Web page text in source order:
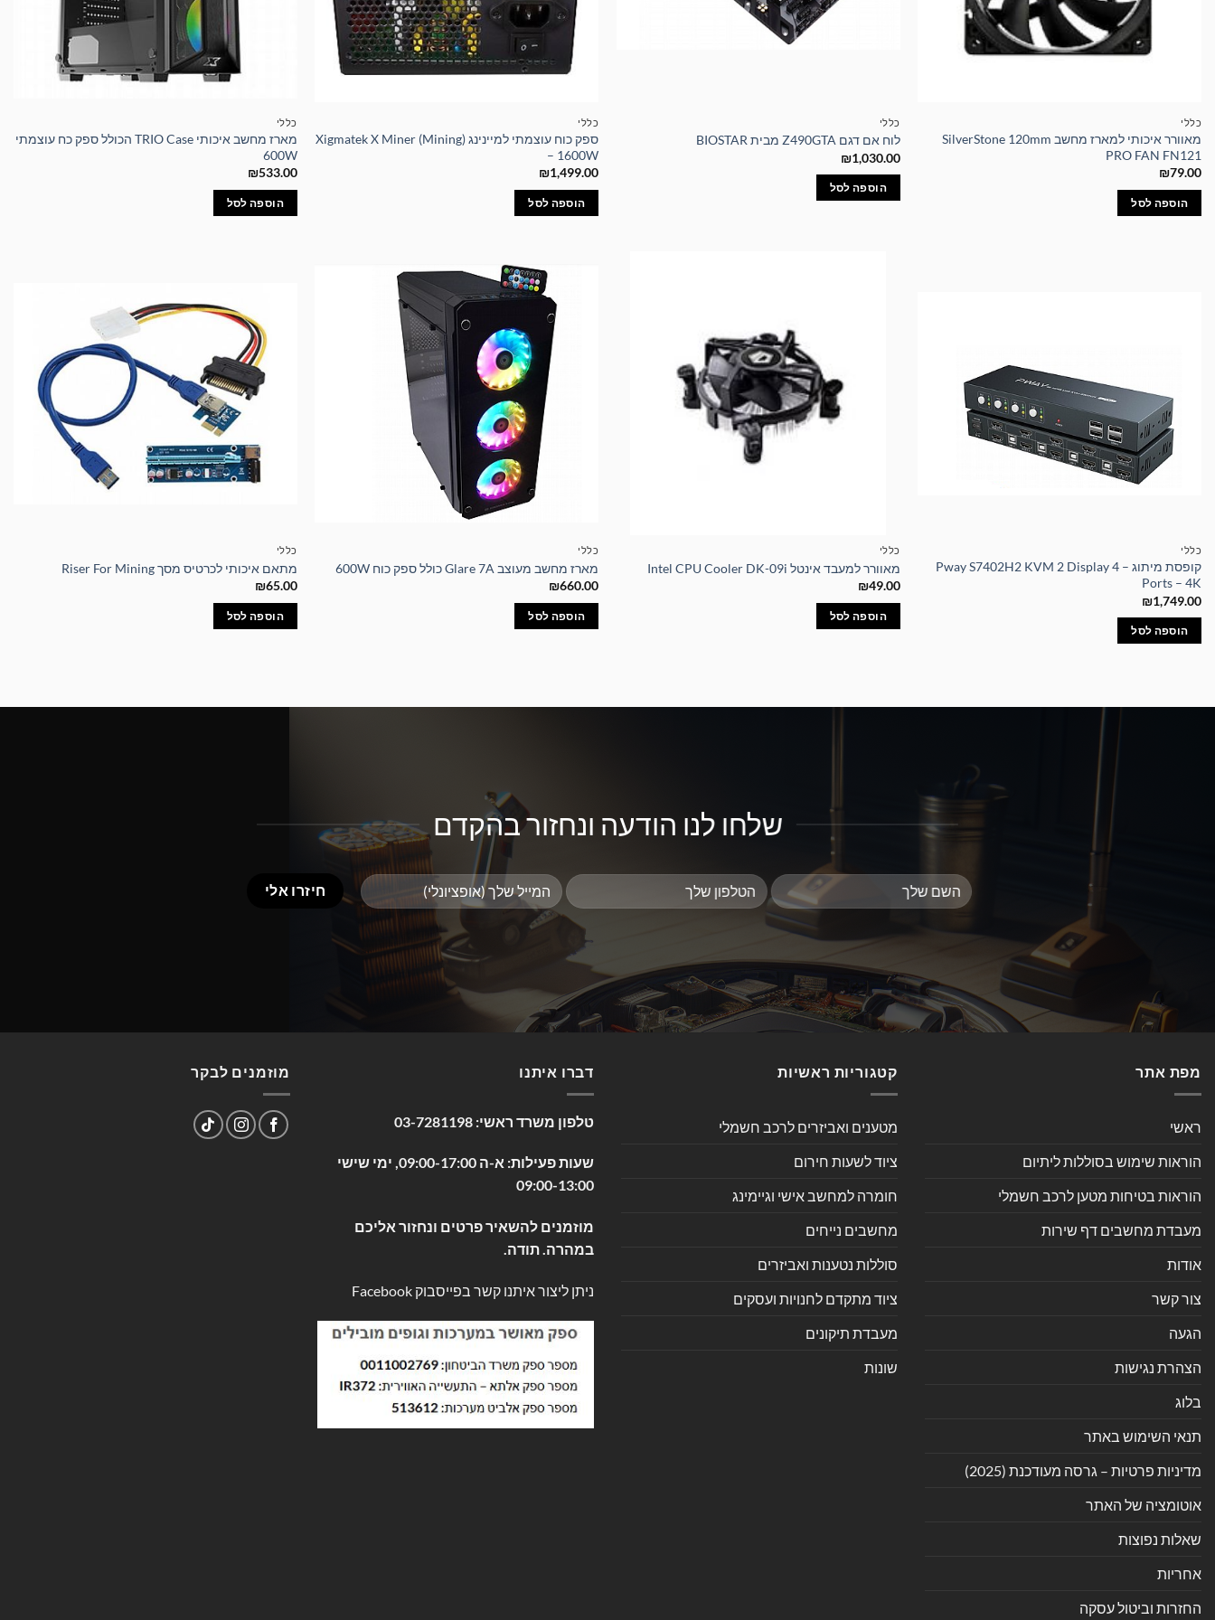
כללי
מאוורר איכותי למארז מחשב SilverStone 120mm
PRO FAN FN121
₪79.00
הוספה לסל
כללי
לוח אם דגם Z490GTA מבית BIOSTAR
₪1,030.00
הוספה לסל
כללי
ספק כוח עוצמתי למיינינג Xigmatek X Miner (Mining)
– 1600W
₪1,499.00
הוספה לסל
כללי
מארז מחשב איכותי TRIO Case הכולל ספק כח עוצמתי
600W
₪533.00
הוספה לסל
כללי
קופסת מיתוג – Pway S7402H2 KVM 2 Display 4
Ports – 4K
₪1,749.00
הוספה לסל
כללי
מאוורר למעבד אינטל Intel CPU Cooler DK-09i
₪49.00
הוספה לסל
כללי
מארז מחשב מעוצב Glare 7A כולל ספק כוח 600W
₪660.00
הוספה לסל
כללי
מתאם איכותי לכרטיס מסך Riser For Mining
₪65.00
הוספה לסל
שלחו לנו הודעה ונחזור בהקדם
מפת אתר
ראשי
הוראות שימוש בסוללות ליתיום
הוראות בטיחות מטען לרכב חשמלי
מעבדת מחשבים דף שירות
אודות
צור קשר
הגעה
הצהרת נגישות
בלוג
תנאי השימוש באתר
מדיניות פרטיות – גרסה מעודכנת (2025)
אוטומציה של האתר
שאלות נפוצות
אחריות
החזרות וביטול עסקה
קטגוריות ראשיות
מטענים ואביזרים לרכב חשמלי
ציוד לשעות חירום
חומרה למחשב אישי וגיימינג
מחשבים נייחים
סוללות נטענות ואביזרים
ציוד מתקדם לחנויות ועסקים
מעבדת תיקונים
שונות
דברו איתנו
טלפון משרד ראשי: 03-7281198
שעות פעילות: א-ה 09:00-17:00, ימי שישי
09:00-13:00
מוזמנים להשאיר פרטים ונחזור אליכם
במהרה. תודה.
ניתן ליצור איתנו קשר בפייסבוק Facebook
מוזמנים לבקר